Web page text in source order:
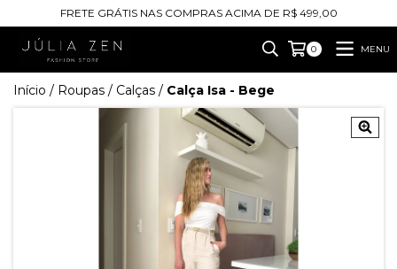
FRETE GRÁTIS NAS COMPRAS ACIMA DE R$ 499,00
0 MENU
Início / Roupas / Calças / Calça Isa - Bege